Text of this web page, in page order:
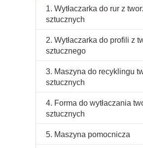
1. Wytłaczarka do rur z
sztucznych
2. Wytłaczarka do profili z
sztucznego
3. Maszyna do recyklingu
sztucznych
4. Forma do wytłaczania
sztucznych
5. Maszyna pomocnicza